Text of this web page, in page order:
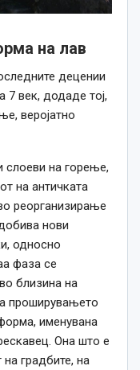
на лав
децении
7 век, додаде тој,
веројатно
слоеви на горење,
на античката
реорганизирање
нови
односно
фаза се
близина на
проширувањето
именувана
Она што е
градбите, на